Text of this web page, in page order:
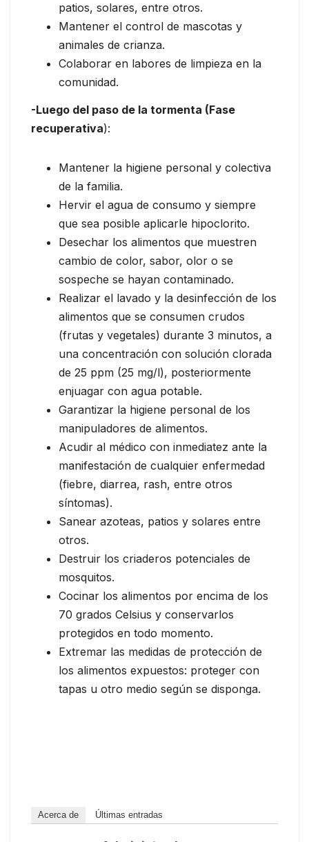
patios, solares, entre otros.
Mantener el control de mascotas y
animales de crianza.
Colaborar en labores de limpieza en la
comunidad.
-Luego del paso de la tormenta (Fase
recuperativa):
Mantener la higiene personal y colectiva
de la familia.
Hervir el agua de consumo y siempre
que sea posible aplicarle hipoclorito.
Desechar los alimentos que muestren
cambio de color, sabor, olor o se
sospeche se hayan contaminado.
Realizar el lavado y la desinfección de los
alimentos que se consumen crudos
(frutas y vegetales) durante 3 minutos, a
una concentración con solución clorada
de 25 ppm (25 mg/l), posteriormente
enjuagar con agua potable.
Garantizar la higiene personal de los
manipuladores de alimentos.
Acudir al médico con inmediatez ante la
manifestación de cualquier enfermedad
(fiebre, diarrea, rash, entre otros
síntomas).
Sanear azoteas, patios y solares entre
otros.
Destruir los criaderos potenciales de
mosquitos.
Cocinar los alimentos por encima de los
70 grados Celsius y conservarlos
protegidos en todo momento.
Extremar las medidas de protección de
los alimentos expuestos: proteger con
tapas u otro medio según se disponga.
Acerca de Últimas entradas